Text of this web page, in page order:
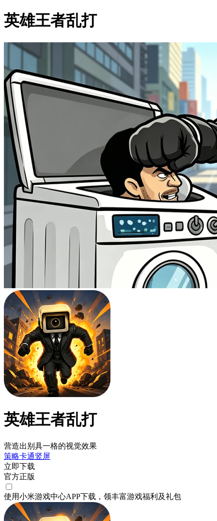
英雄王者乱打
英雄王者乱打
营造出别具一格的视觉效果
策略卡通竖屏
立即下载
官方正版
使用小米游戏中心APP下载 ，领丰富游戏福利 及礼包